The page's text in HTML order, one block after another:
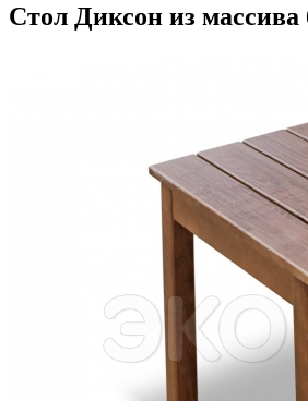
Стол Диксон из массива